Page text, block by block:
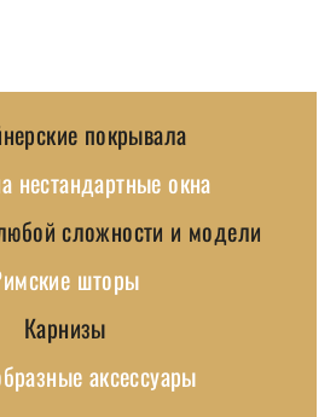
покрывала
нестандартные окна
сложности и модели
шторы
Карнизы
аксессуары